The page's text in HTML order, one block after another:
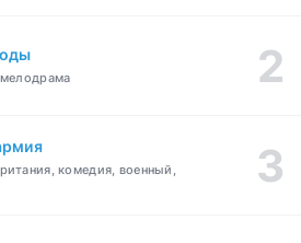
комедия, военный,